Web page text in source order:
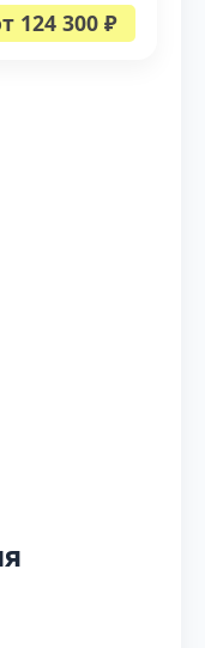
124 300 ₽